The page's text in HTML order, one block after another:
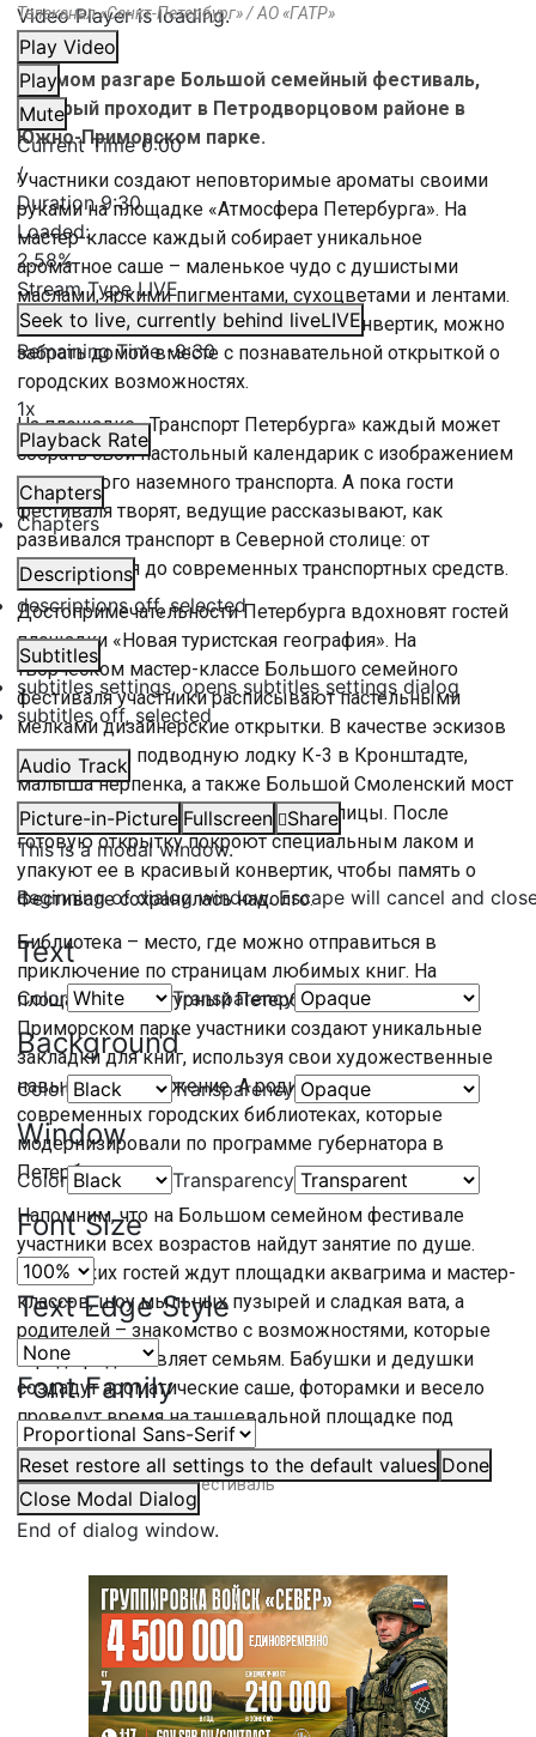
Video Player is loading.
Play Video
Play
Mute
Current Time0:00
/
Duration9:30
Loaded:
2.58%
Stream TypeLIVE
Seek to live, currently behind liveLIVE
Remaining Time-9:30
1x
Playback Rate
Chapters
Chapters
Descriptions
descriptions off, selected
Subtitles
subtitles settings, opens subtitles settings dialog
subtitles off, selected
Audio Track
Picture-in-Picture Fullscreen
Share
This is a modal window.
Beginning of dialog window. Escape will cancel and
Text
Color Transparency
Background
Color Transparency
Window
Color Transparency
Font Size
Text Edge Style
Font Family
Reset restore all settings to the default values Done
Close Modal Dialog
End of dialog window.
Телеканал «Санкт-Петербург» / АО «ГАТР»
В самом разгаре Большой семейный фестиваль,
который проходит в Петродворцовом районе в
Южно-Приморском парке.
Участники создают неповторимые ароматы своими
руками на площадке «Атмосфера Петербурга». На
мастер-классе каждый собирает уникальное
ароматное саше – маленькое чудо с душистыми
маслами, яркими пигментами, сухоцветами и лентами.
А готовый сувенир, упакованный в конвертик, можно
забрать домой вместе с познавательной открыткой о
городских возможностях.
На площадке «Транспорт Петербурга» каждый может
собрать свой настольный календарик с изображением
популярного наземного транспорта. А пока гости
фестиваля творят, ведущие рассказывают, как
развивался транспорт в Северной столице: от
судостроения до современных транспортных средств.
Достопримечательности Петербурга вдохновят гостей
площадки «Новая туристская география». На
творческом мастер-классе Большого семейного
фестиваля участники расписывают пастельными
мелками дизайнерские открытки. В качестве эскизов
подготовили подводную лодку К-3 в Кронштадте,
малыша нерпенка, а также Большой Смоленский мост
и другие достижения Северной столицы. После
готовую открытку покроют специальным лаком и
упакуют ее в красивый конвертик, чтобы память о
Фестивале сохранилась надолго.
Библиотека – место, где можно отправиться в
приключение по страницам любимых книг. На
площадке «Культурный Петербург» в Южно-
Приморском парке участники создают уникальные
закладки для книг, используя свои художественные
навыки и воображение. А родители узнают о
современных городских библиотеках, которые
модернизировали по программе губернатора в
Петербурге.
Напомним, что на Большом семейном фестивале
участники всех возрастов найдут занятие по душе.
Маленьких гостей ждут площадки аквагрима и мастер-
классов, шоу мыльных пузырей и сладкая вата, а
родителей – знакомство с возможностями, которые
город предоставляет семьям. Бабушки и дедушки
создадут ароматические саше, фоторамки и весело
проведут время на танцевальной площадке под
открытом небом.
#Большой семейный фестиваль